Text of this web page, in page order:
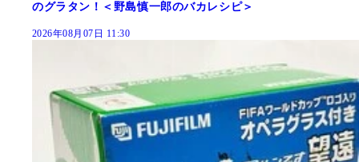
のグラタン！＜野島慎一郎のバカレシピ＞
2026年08月07日 11:30